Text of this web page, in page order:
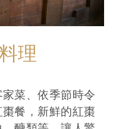
理
菜、依季節時令
餐，新鮮的紅棗